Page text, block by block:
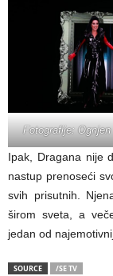
Fotografije:
Ipak, Dragana nije
nastup prenoseći
svih prisutnih.
širom sveta, a
jedan od
SOURCE
/SE TV